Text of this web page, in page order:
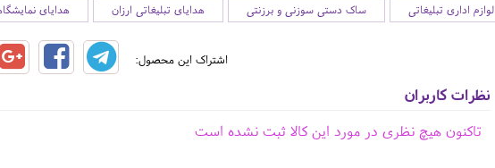
لوازم اداری تبلیغاتی ساک دستی سوزنی و برزنتی هدایای تبلیغاتی ارزان هدایای
اشتراک این محصول:
نظرات کاربران
تاکنون هیچ نظری در مورد این کالا ثبت نشده است